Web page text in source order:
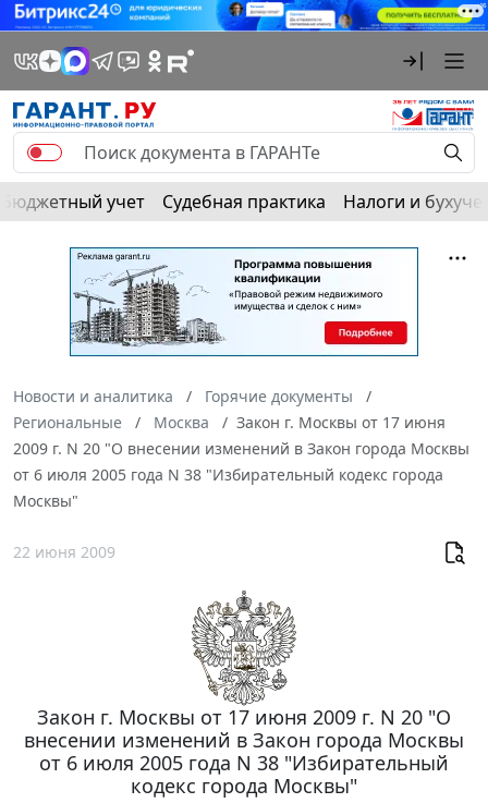
Бюджетный учет Судебная практика Налоги и
Новости и аналитика
Горячие документы
Региональные
Москва
Закон г. Москвы от 17 июня
2009 г. N 20 "О внесении изменений в Закон города Москвы
от 6 июля 2005 года N 38 "Избирательный кодекс города
Москвы"
22 июня 2009
Закон г. Москвы от 17 июня 2009 г. N 20 "О
внесении изменений в Закон города Москвы
от 6 июля 2005 года N 38 "Избирательный
кодекс города Москвы"